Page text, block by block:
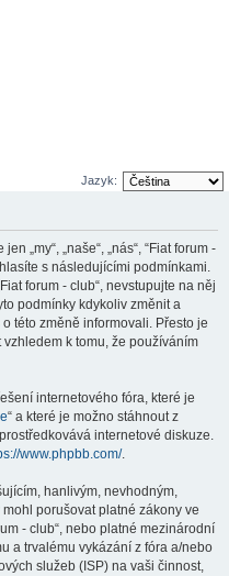
Jazyk:
„my“, „naše“, „nás“, “Fiat forum -
s následujícími podmínkami.
forum - club“, nevstupujte na něj
podmínky kdykoliv změnit a
této změně informovali. Přesto je
k tomu, že používáním
internetového fóra, které je
“ a které je možno stáhnout z
internetové diskuze.
www.phpbb.com/.
hanlivým, nevhodným,
porušovat platné zákony ve
- club“, nebo platné mezinárodní
a trvalému vykázání z fóra a/nebo
služeb (ISP) na vaši činnost,